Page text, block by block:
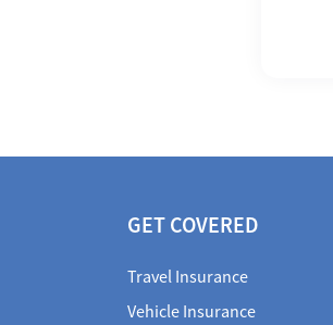
GET COVERED
Travel Insurance
Vehicle Insurance